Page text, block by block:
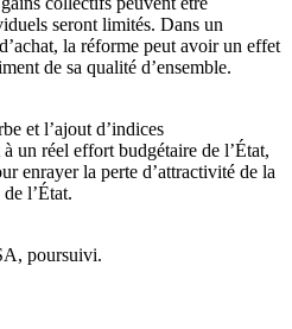
seront limités. Dans un
la réforme peut avoir un effet
de sa qualité d’ensemble.
et l’ajout d’indices
un réel effort budgétaire de l’État,
enrayer la perte d’attractivité de la
l’État.
poursuivi.